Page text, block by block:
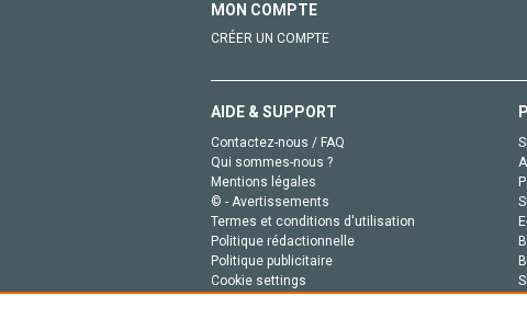
MON COMPTE
CRÉER UN COMPTE
AIDE & SUPPORT
Contactez-nous / FAQ
Qui sommes-nous ?
Mentions légales
© - Avertissements
Termes et conditions d'utilisation
Politique rédactionnelle
Politique publicitaire
Cookie settings